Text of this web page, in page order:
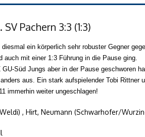
SV Pachern 3:3 (1:3)
ein körperlich sehr robuster Gegner
auch mit einer 1:3 Führung in die Pause ging.
Süd Jungs aber in der Pause geschworen
aus. Ein stark aufspielender Tobi
immerhin weiter ungeschlagen!
, Hirt, Neumann (Schwarhofer/